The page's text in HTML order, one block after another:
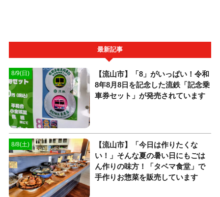
最新記事
8/9(日)
【流山市】「8」がいっぱい！令和
8年8月8日を記念した流鉄「記念乗
車券セット」が発売されています
8/8(土)
【流山市】「今日は作りたくな
い！」そんな夏の暑い日にもごは
ん作りの味方！「タベマ食堂」で
手作りお惣菜を販売しています